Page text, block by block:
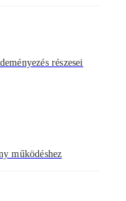
részesei
működéshez